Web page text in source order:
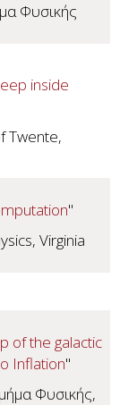
Φυσικής
inside
Twente,
"
Virginia
of the galactic
Inflation"
Φυσικής,